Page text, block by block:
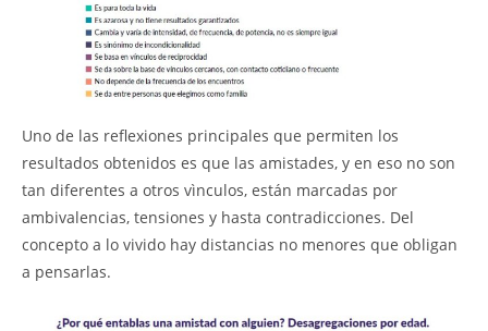
Uno de las reflexiones principales que permiten los
resultados obtenidos es que las amistades, y en eso no son
tan diferentes a otros vìnculos, están marcadas por
ambivalencias, tensiones y hasta contradicciones. Del
concepto a lo vivido hay distancias no menores que obligan
a pensarlas.